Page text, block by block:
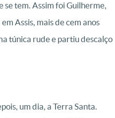
se tem. Assim foi Guilherme,
Assis, mais de cem anos
túnica rude e partiu descalço
um dia, a Terra Santa.